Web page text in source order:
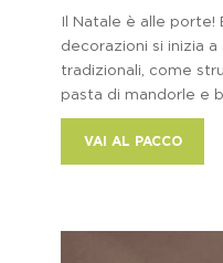
Il Natale è alle
decorazioni si inizia
tradizionali, come
pasta di mandorle e
VAI AL PACCO